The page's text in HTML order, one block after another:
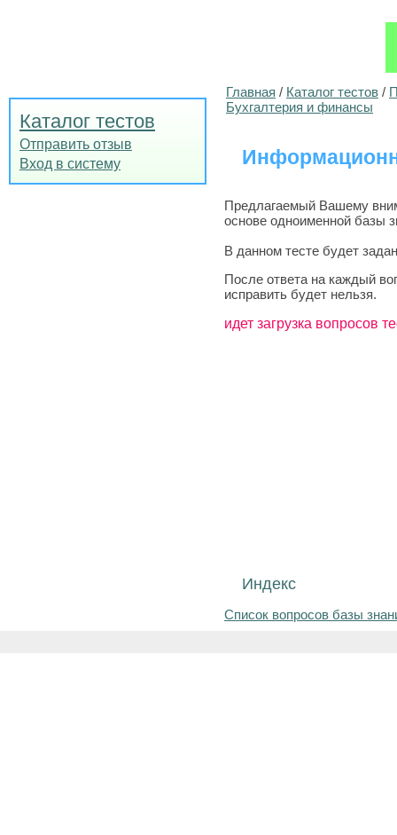
Каталог тестов
Отправить отзыв
Вход в систему
Главная / Каталог тестов /
Бухгалтерия и финансы
Предлагаемый Вашему
основе одноименной базы
В данном тесте будет
После ответа на каждый
исправить будет нельзя.
идет загрузка вопросов
Индекс
Список вопросов базы